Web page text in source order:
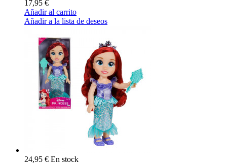
17,95 €
Añadir al carrito
Añadir a la lista de deseos
24,95 € En stock